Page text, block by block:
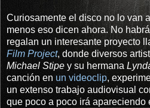
Curiosamente el disco no lo van
menos eso dicen ahora. No
regalan un interesante proyecto
Film Project, donde diversos
Michael Stipe y su hermana
canción en un videoclip,
un extenso trabajo audiovisual
que poco a poco irá apareciendo